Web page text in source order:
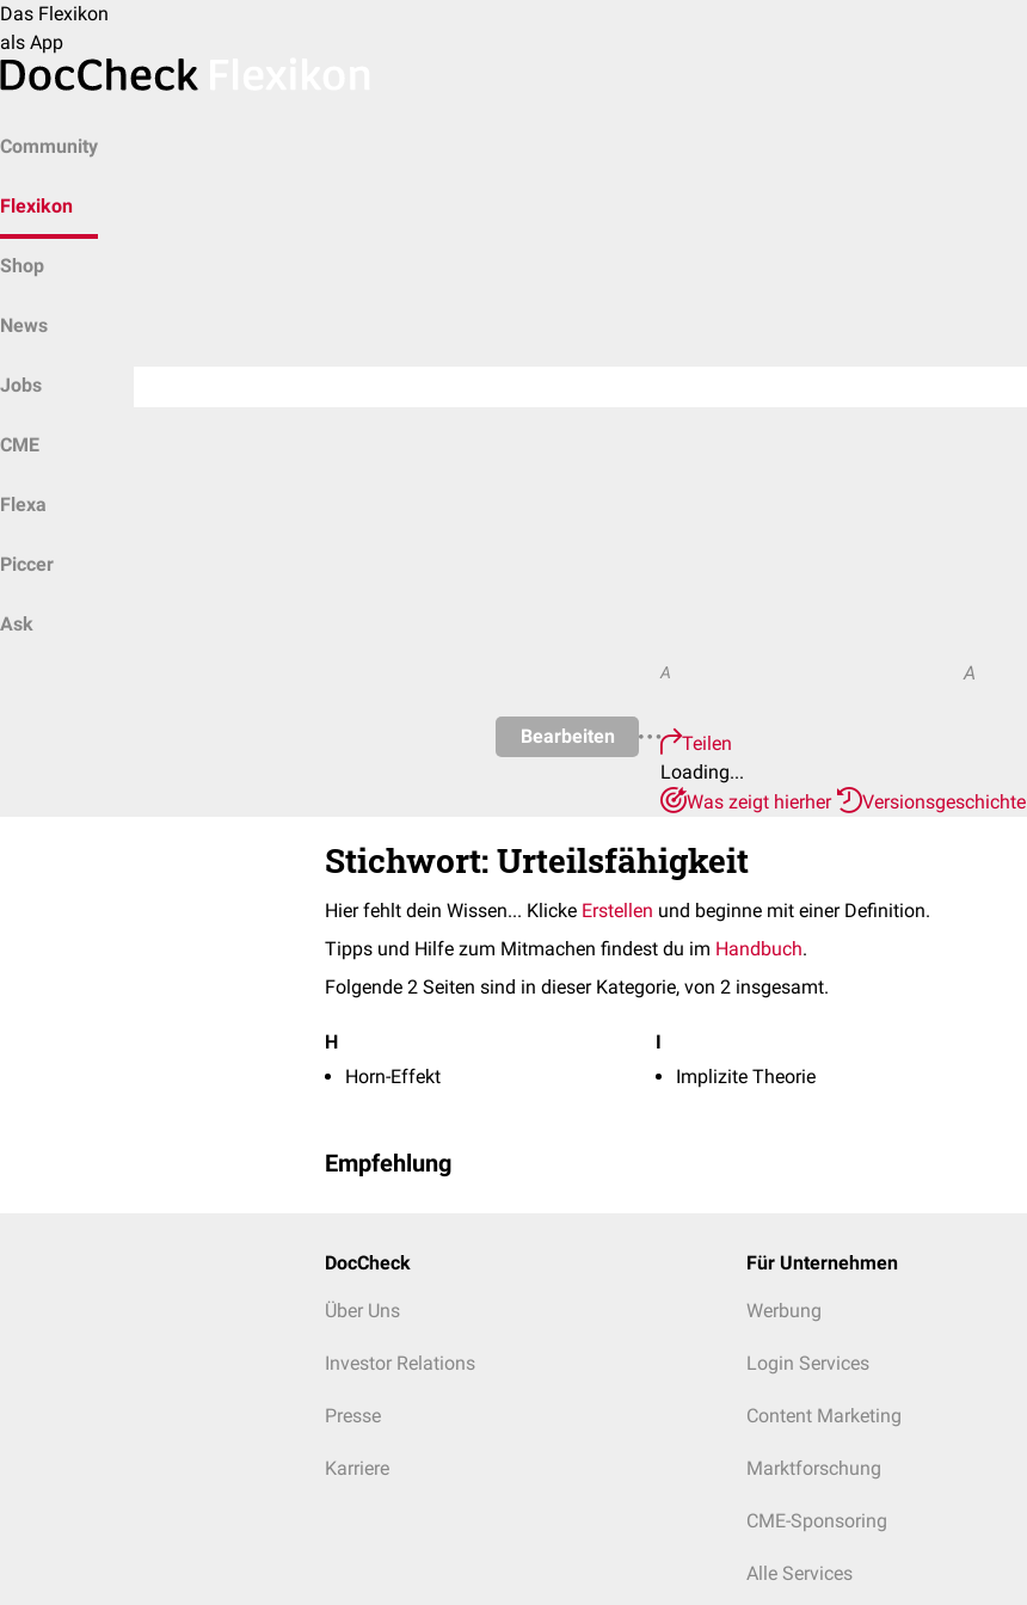
Das Flexikon
als App
Community
Flexikon
Shop
News
Jobs
CME
Flexa
Piccer
Ask
Bearbeiten
A A
Teilen
Loading...
Was zeigt hierher
Versionsgeschichte
Stichwort: Urteilsfähigkeit
Hier fehlt dein Wissen... Klicke Erstellen und beginne mit einer Definition.
Tipps und Hilfe zum Mitmachen findest du im Handbuch.
Folgende 2 Seiten sind in dieser Kategorie, von 2 insgesamt.
H
Horn-Effekt
I
Implizite Theorie
Empfehlung
DocCheck
Über Uns
Investor Relations
Presse
Karriere
Für Unternehmen
Werbung
Login Services
Content Marketing
Marktforschung
CME-Sponsoring
Alle Services